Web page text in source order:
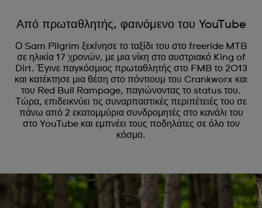
Από πρωταθλητής, φαινόμενο του YouTube
Ο Sam Pilgrim ξεκίνησε το ταξίδι του στο freeride MTB
σε ηλικία 17 χρονών, με μια νίκη στο αυστριακό King of
Dirt. Έγινε παγκόσμιος πρωταθλητής στο FMB το 2013
και κατέκτησε μια θέση στο πόντιουμ του Crankworx και
του Red Bull Rampage, παγιώνοντας το status του.
Τώρα, επιδεικνύει τις συναρπαστικές περιπέτειές του σε
πάνω από 2 εκατομμύρια συνδρομητές στο κανάλι του
στο YouTube και εμπνέει τους ποδηλάτες σε όλο τον
κόσμο.